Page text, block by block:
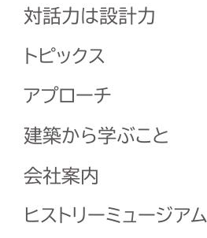
対話力は設計力
トピックス
アプローチ
建築から学ぶこと
会社案内
ヒストリーミュージアム